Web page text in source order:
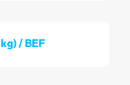
/ BEF